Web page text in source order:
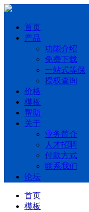
首页
产品
功能介绍
免费下载
一站式等保
授权查询
价格
模板
帮助
关于
业务简介
人才招聘
付款方式
联系我们
论坛
首页
模板